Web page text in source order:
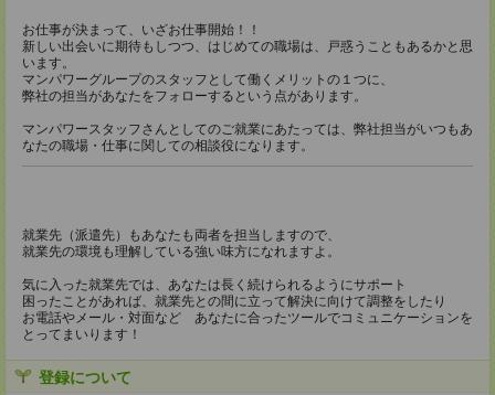
お仕事が決まって、いざお仕事開始！！
新しい出会いに期待もしつつ、はじめての職場は、戸惑うこともあるかと思
います。
マンパワーグループのスタッフとして働くメリットの１つに、
弊社の担当があなたをフォローするという点があります。
マンパワースタッフさんとしてのご就業にあたっては、弊社担当がいつもあ
なたの職場・仕事に関しての相談役になります。
就業先（派遣先）もあなたも両者を担当しますので、
就業先の環境も理解している強い味方になれますよ。
気に入った就業先では、あなたは長く続けられるようにサポート
困ったことがあれば、就業先との間に立って解決に向けて調整をしたり
お電話やメール・対面など あなたに合ったツールでコミュニケーションを
とってまいります！
登録について